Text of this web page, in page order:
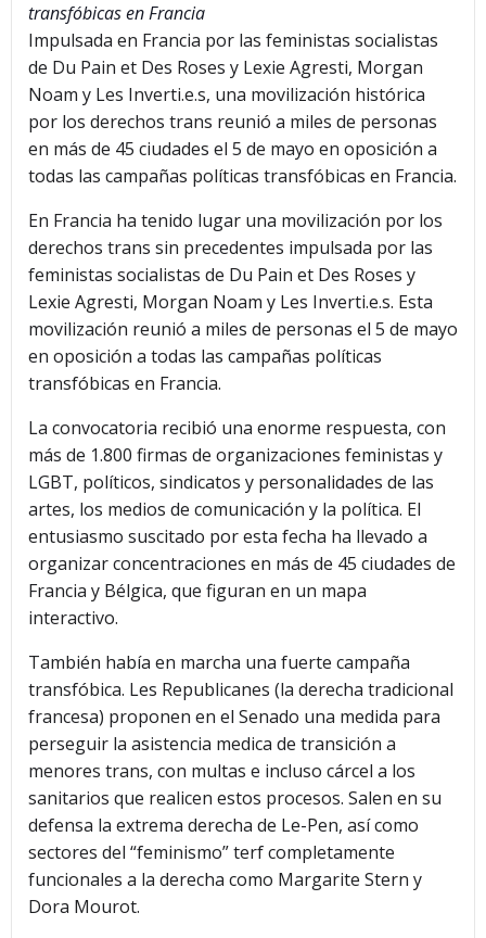
transfóbicas en Francia
Impulsada en Francia por las feministas socialistas
de Du Pain et Des Roses y Lexie Agresti, Morgan
Noam y Les Inverti.e.s, una movilización histórica
por los derechos trans reunió a miles de personas
en más de 45 ciudades el 5 de mayo en oposición a
todas las campañas políticas transfóbicas en Francia.
En Francia ha tenido lugar una movilización por los
derechos trans sin precedentes impulsada por las
feministas socialistas de Du Pain et Des Roses y
Lexie Agresti, Morgan Noam y Les Inverti.e.s. Esta
movilización reunió a miles de personas el 5 de mayo
en oposición a todas las campañas políticas
transfóbicas en Francia.
La convocatoria recibió una enorme respuesta, con
más de 1.800 firmas de organizaciones feministas y
LGBT, políticos, sindicatos y personalidades de las
artes, los medios de comunicación y la política. El
entusiasmo suscitado por esta fecha ha llevado a
organizar concentraciones en más de 45 ciudades de
Francia y Bélgica, que figuran en un mapa
interactivo.
También había en marcha una fuerte campaña
transfóbica. Les Republicanes (la derecha tradicional
francesa) proponen en el Senado una medida para
perseguir la asistencia medica de transición a
menores trans, con multas e incluso cárcel a los
sanitarios que realicen estos procesos. Salen en su
defensa la extrema derecha de Le-Pen, así como
sectores del “feminismo” terf completamente
funcionales a la derecha como Margarite Stern y
Dora Mourot.